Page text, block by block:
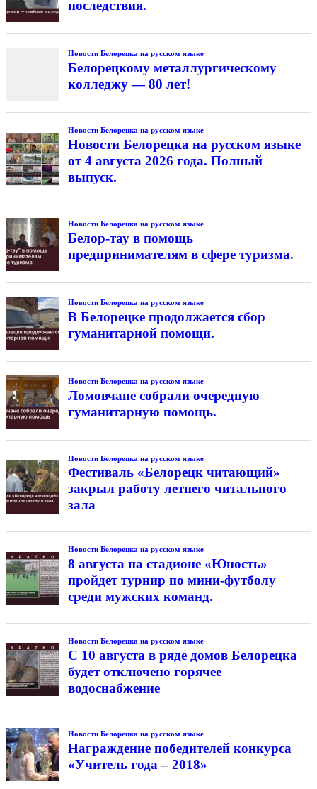
последствия.
Новости Белорецка на русском языке
Белорецкому металлургическому
колледжу — 80 лет!
Новости Белорецка на русском языке
Новости Белорецка на русском языке
от 4 августа 2026 года. Полный
выпуск.
Новости Белорецка на русском языке
Белор-тау в помощь
предпринимателям в сфере туризма.
Новости Белорецка на русском языке
В Белорецке продолжается сбор
гуманитарной помощи.
Новости Белорецка на русском языке
Ломовчане собрали очередную
гуманитарную помощь.
Новости Белорецка на русском языке
Фестиваль «Белорецк читающий»
закрыл работу летнего читального
зала
Новости Белорецка на русском языке
8 августа на стадионе «Юность»
пройдет турнир по мини-футболу
среди мужских команд.
Новости Белорецка на русском языке
С 10 августа в ряде домов Белорецка
будет отключено горячее
водоснабжение
Новости Белорецка на русском языке
Награждение победителей конкурса
«Учитель года – 2018»